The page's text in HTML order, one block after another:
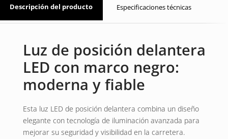
Descripción del producto Especificaciones técnicas
Luz de posición delantera
LED con marco negro:
moderna y fiable
Esta luz LED de posición delantera combina un diseño
elegante con tecnología de iluminación avanzada para
mejorar su seguridad y visibilidad en la carretera.